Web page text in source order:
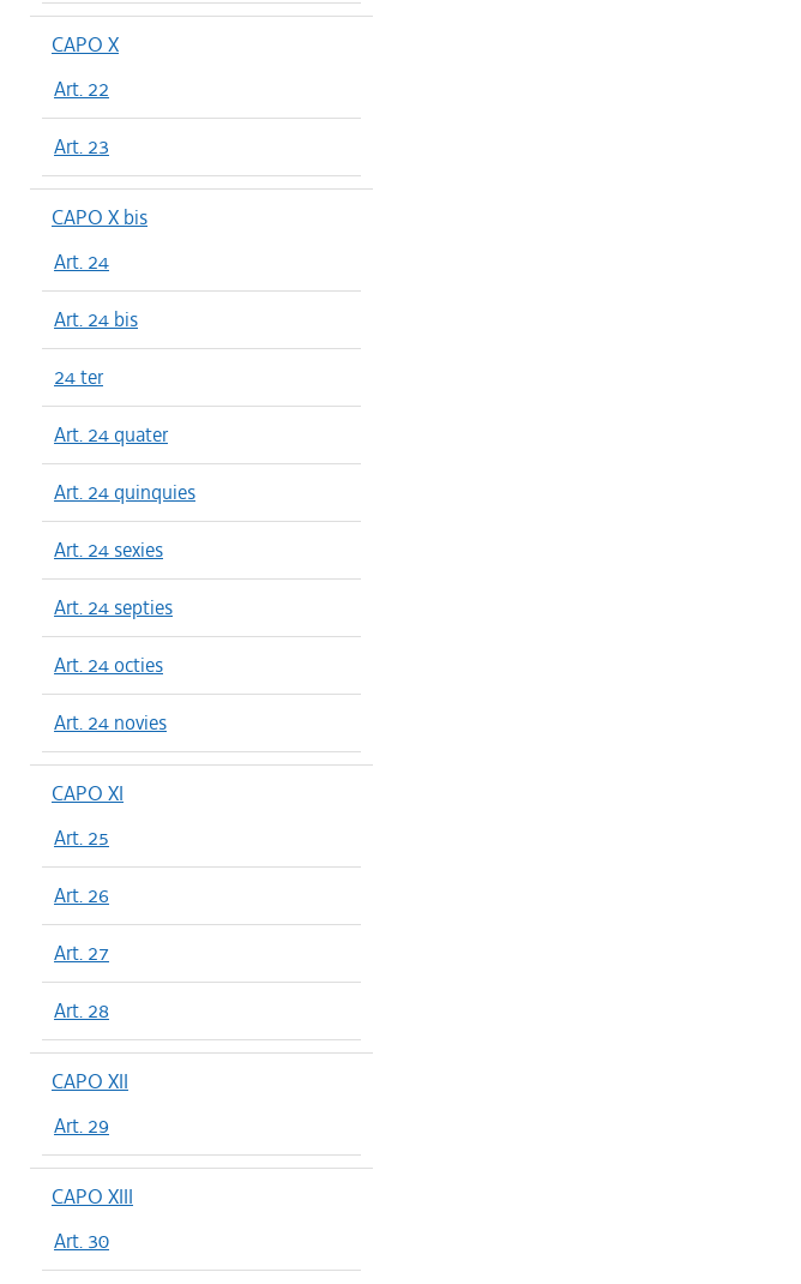
CAPO X
Art. 22
Art. 23
CAPO X bis
Art. 24
Art. 24 bis
24 ter
Art. 24 quater
Art. 24 quinquies
Art. 24 sexies
Art. 24 septies
Art. 24 octies
Art. 24 novies
CAPO XI
Art. 25
Art. 26
Art. 27
Art. 28
CAPO XII
Art. 29
CAPO XIII
Art. 30